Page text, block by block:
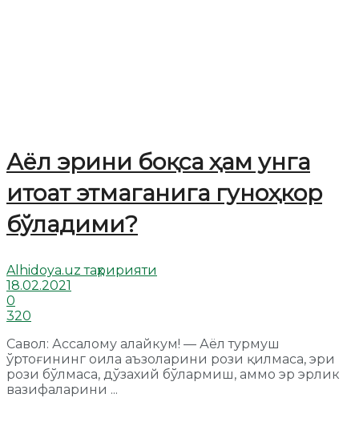
Аёл эрини боқса ҳам унга
итоат этмаганига гуноҳкор
бўладими?
Alhidoya.uz таҳририяти
18.02.2021
0
320
Савол: Ассалому алайкум! — Аёл турмуш
ўртоғининг оила аъзоларини рози қилмаса, эри
рози бўлмаса, дўзахий бўлармиш, аммо эр эрлик
вазифаларини ...